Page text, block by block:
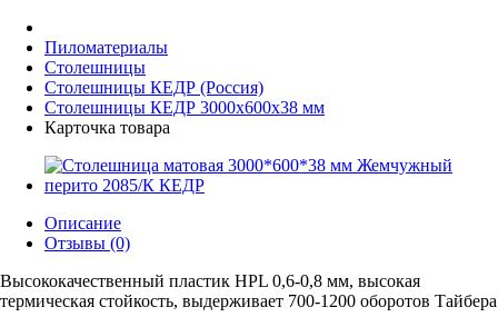
Пиломатериалы
Столешницы
Столешницы КЕДР (Россия)
Столешницы КЕДР 3000x600x38 мм
Карточка товара
Описание
Отзывы (0)
Высококачественный пластик HPL 0,6-0,8 мм, высокая
термическая стойкость, выдерживает 700-1200 оборотов Тайбера